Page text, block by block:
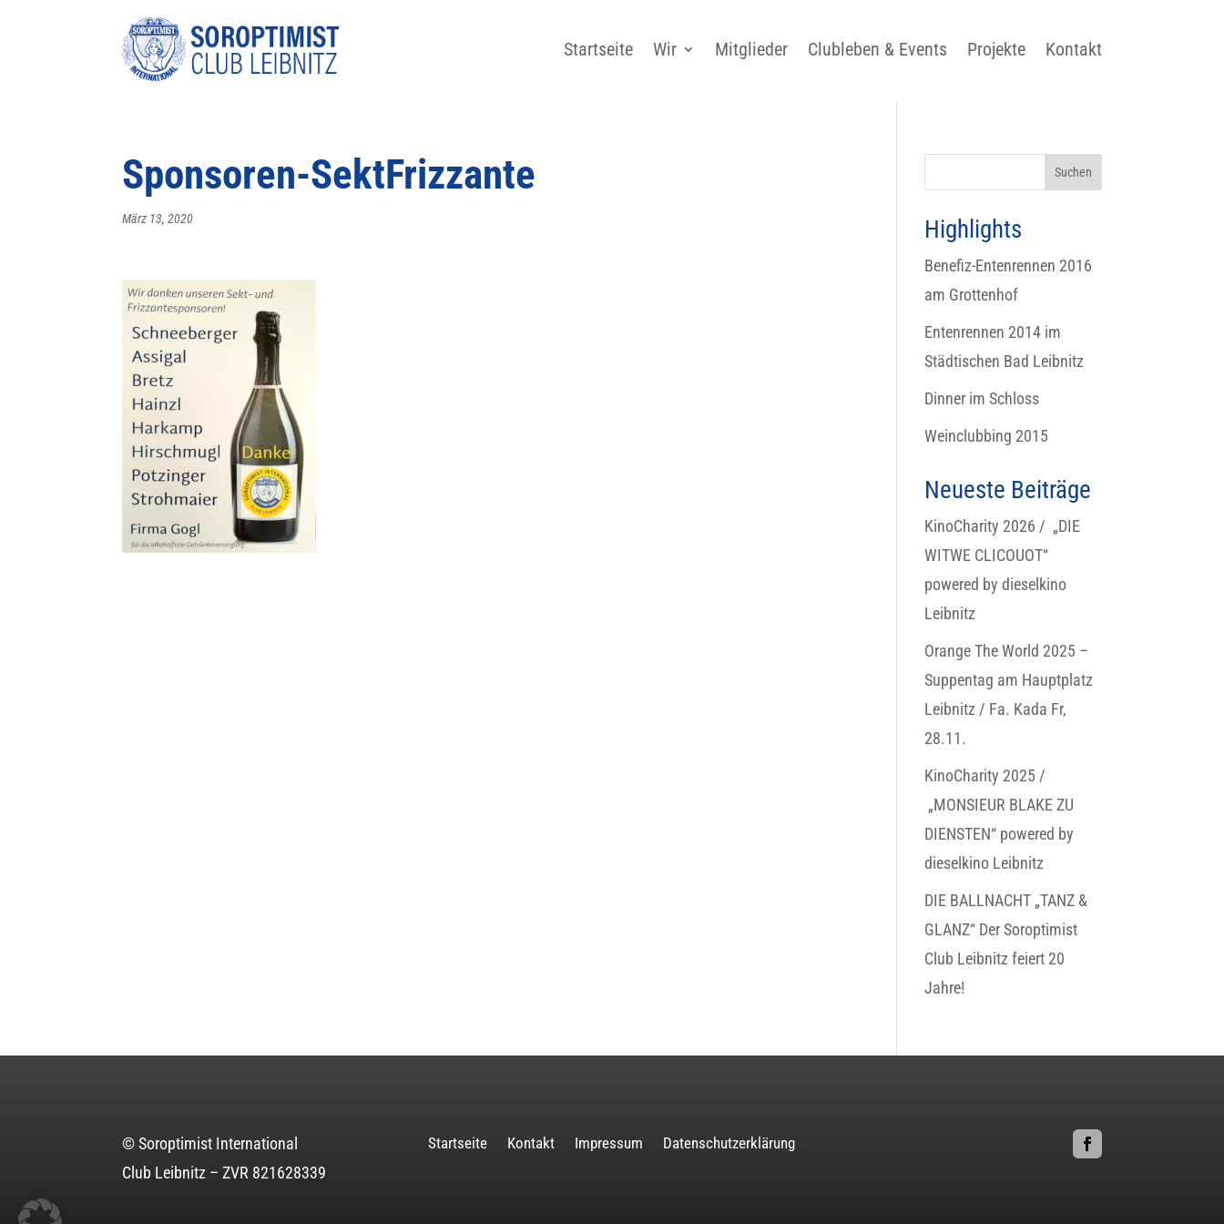
Startseite Wir Mitglieder Clubleben & Events Projekte Kontakt
Sponsoren-SektFrizzante
März 13, 2020 Highlights
Benefiz-Entenrennen 2016
am Grottenhof
Entenrennen 2014 im
Städtischen Bad Leibnitz
Dinner im Schloss
Weinclubbing 2015
Neueste Beiträge
KinoCharity 2026 / „DIE
WITWE CLICOUOT“
powered by dieselkino
Leibnitz
Orange The World 2025 –
Suppentag am Hauptplatz
Leibnitz / Fa. Kada Fr,
28.11.
KinoCharity 2025 /
„MONSIEUR BLAKE ZU
DIENSTEN“ powered by
dieselkino Leibnitz
DIE BALLNACHT „TANZ &
GLANZ“ Der Soroptimist
Club Leibnitz feiert 20
Jahre!
© Soroptimist International
Club Leibnitz – ZVR 821628339
Startseite Kontakt Impressum Datenschutzerklärung